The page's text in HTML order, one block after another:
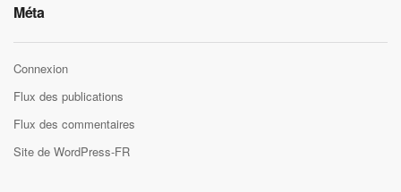
Méta
Connexion
Flux des publications
Flux des commentaires
Site de WordPress-FR